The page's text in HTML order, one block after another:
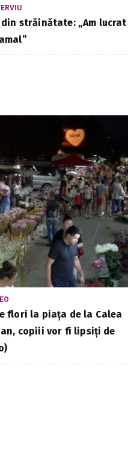
străinătate: „Am lucrat
flori la piața de la Calea
copiii vor fi lipsiți de